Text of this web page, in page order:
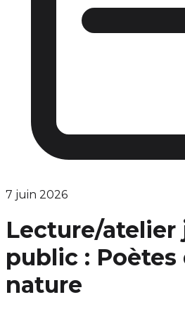
7 juin 2026
Lecture/atelier
public : Poètes
nature